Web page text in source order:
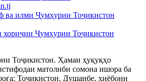
ва илми Ҷумҳурии Тоҷикистон
хориҷии Ҷумҳурии Тоҷикистон
Тоҷикистон. Ҳамаи ҳуқуқҳо
матолиби сомона ишора ба
Тоҷикистон, Душанбе, хиёбони